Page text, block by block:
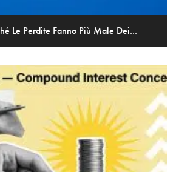
Le Perdite Fanno Più Male Dei...